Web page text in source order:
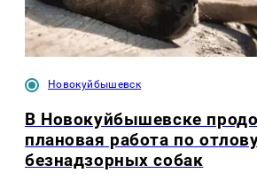
Новокуйбышевск
В Новокуйбышевске
плановая работа по
безнадзорных собак